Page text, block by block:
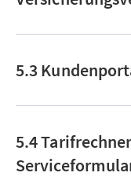
5.3
5.4